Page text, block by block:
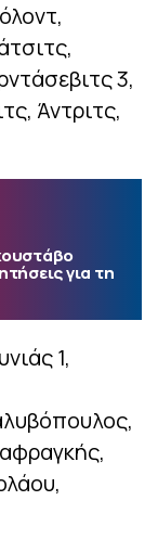
3,
Άντριτς,
για τη
1,